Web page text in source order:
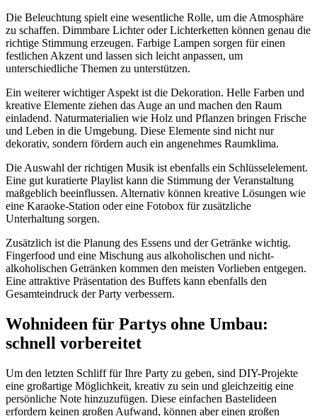
Die Beleuchtung spielt eine wesentliche Rolle, um die Atmosphäre
zu schaffen. Dimmbare Lichter oder Lichterketten können genau die
richtige Stimmung erzeugen. Farbige Lampen sorgen für einen
festlichen Akzent und lassen sich leicht anpassen, um
unterschiedliche Themen zu unterstützen.
Ein weiterer wichtiger Aspekt ist die Dekoration. Helle Farben und
kreative Elemente ziehen das Auge an und machen den Raum
einladend. Naturmaterialien wie Holz und Pflanzen bringen Frische
und Leben in die Umgebung. Diese Elemente sind nicht nur
dekorativ, sondern fördern auch ein angenehmes Raumklima.
Die Auswahl der richtigen Musik ist ebenfalls ein Schlüsselelement.
Eine gut kuratierte Playlist kann die Stimmung der Veranstaltung
maßgeblich beeinflussen. Alternativ können kreative Lösungen wie
eine Karaoke-Station oder eine Fotobox für zusätzliche
Unterhaltung sorgen.
Zusätzlich ist die Planung des Essens und der Getränke wichtig.
Fingerfood und eine Mischung aus alkoholischen und nicht-
alkoholischen Getränken kommen den meisten Vorlieben entgegen.
Eine attraktive Präsentation des Buffets kann ebenfalls den
Gesamteindruck der Party verbessern.
Wohnideen für Partys ohne Umbau:
schnell vorbereitet
Um den letzten Schliff für Ihre Party zu geben, sind DIY-Projekte
eine großartige Möglichkeit, kreativ zu sein und gleichzeitig eine
persönliche Note hinzuzufügen. Diese einfachen Bastelideen
erfordern keinen großen Aufwand, können aber einen großen